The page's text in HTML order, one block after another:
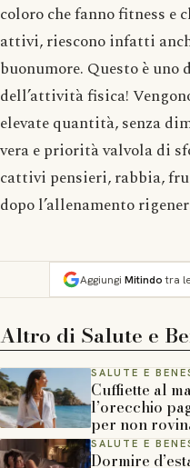
coloro che fanno fitness e
attivi, riescono infatti
buonumore. Questo è
dell’attività fisica!
elevate quantità, senza
vera e priorità valvola di
cattivi pensieri, rabbia,
dopo l’allenamento
Aggiungi Mitindotra
Altro di Salute e
SALUTE E
Cuffiette al
l’orecchio
per non
SALUTE E
Dormire